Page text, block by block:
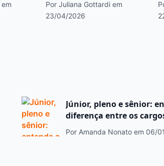
em
escolher
Por Juliana Gottardi em
23/04/2026
Júnior, pleno e sênior:
diferença entre os
Por Amanda Nonato em 06/